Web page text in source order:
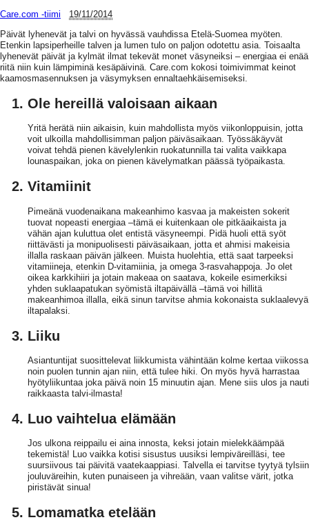
Care.com -tiimi
19/11/2014
Päivät lyhenevät ja talvi on hyvässä vauhdissa Etelä-Suomea myöten.
Etenkin lapsiperheille talven ja lumen tulo on paljon odotettu asia. Toisaalta
lyhenevät päivät ja kylmät ilmat tekevät monet väsyneiksi – energiaa ei enää
riitä niin kuin lämpiminä kesäpäivinä. Care.com kokosi toimivimmat keinot
kaamosmasennuksen ja väsymyksen ennaltaehkäisemiseksi.
Ole hereillä valoisaan aikaan
Yritä herätä niin aikaisin, kuin mahdollista myös viikonloppuisin, jotta
voit ulkoilla mahdollisimman paljon päiväsaikaan. Työssäkäyvät
voivat tehdä pienen kävelylenkin ruokatunnilla tai valita vaikkapa
lounaspaikan, joka on pienen kävelymatkan päässä työpaikasta.
Vitamiinit
Pimeänä vuodenaikana makeanhimo kasvaa ja makeisten sokerit
tuovat nopeasti energiaa –tämä ei kuitenkaan ole pitkäaikaista ja
vähän ajan kuluttua olet entistä väsyneempi. Pidä huoli että syöt
riittävästi ja monipuolisesti päiväsaikaan, jotta et ahmisi makeisia
illalla raskaan päivän jälkeen. Muista huolehtia, että saat tarpeeksi
vitamiineja, etenkin D-vitamiinia, ja omega 3-rasvahappoja. Jo olet
oikea karkkihiiri ja jotain makeaa on saatava, kokeile esimerkiksi
yhden suklaapatukan syömistä iltapäivällä –tämä voi hillitä
makeanhimoa illalla, eikä sinun tarvitse ahmia kokonaista suklaalevyä
iltapalaksi.
Liiku
Asiantuntijat suosittelevat liikkumista vähintään kolme kertaa viikossa
noin puolen tunnin ajan niin, että tulee hiki. On myös hyvä harrastaa
hyötyliikuntaa joka päivä noin 15 minuutin ajan. Mene siis ulos ja nauti
raikkaasta talvi-ilmasta!
Luo vaihtelua elämään
Jos ulkona reippailu ei aina innosta, keksi jotain mielekkäämpää
tekemistä! Luo vaikka kotisi sisustus uusiksi lempiväreilläsi, tee
suursiivous tai päivitä vaatekaappiasi. Talvella ei tarvitse tyytyä tylsiin
jouluväreihin, kuten punaiseen ja vihreään, vaan valitse värit, jotka
piristävät sinua!
Lomamatka etelään